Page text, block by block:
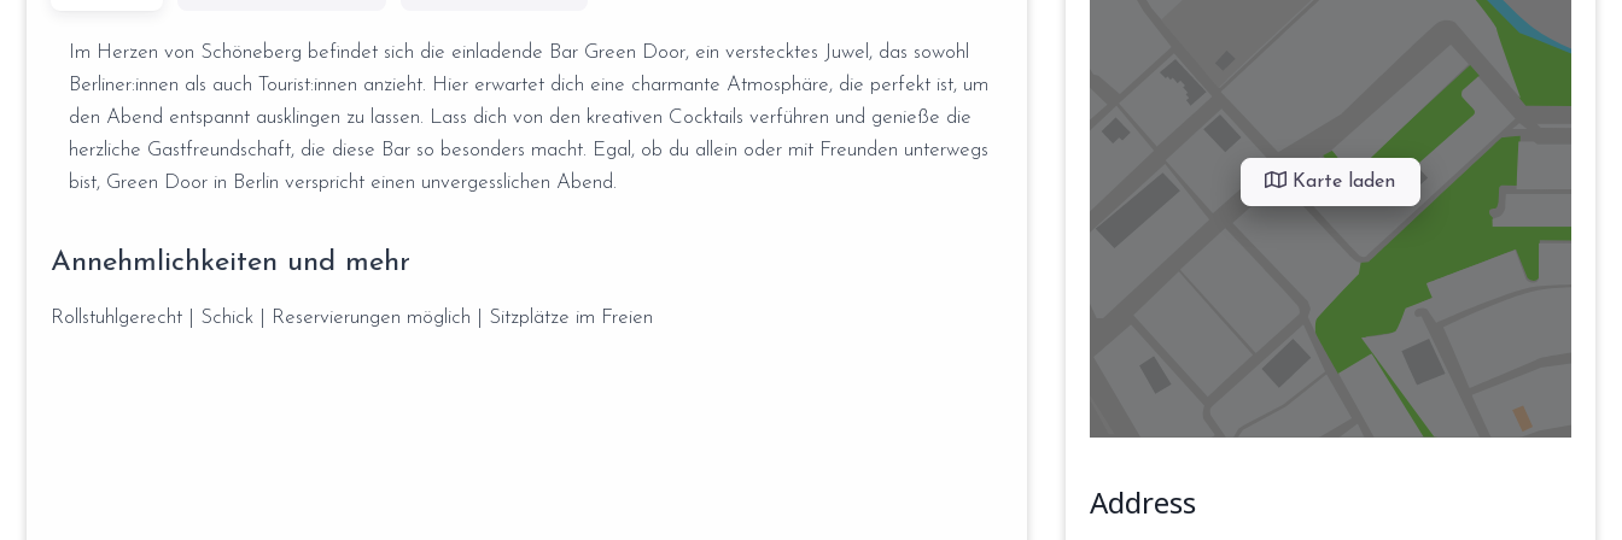
Im Herzen von Schöneberg befindet sich die einladende Bar Green Door, ein verstecktes Juwel, das sowohl
Berliner:innen als auch Tourist:innen anzieht. Hier erwartet dich eine charmante Atmosphäre, die perfekt ist, um
den Abend entspannt ausklingen zu lassen. Lass dich von den kreativen Cocktails verführen und genieße die
herzliche Gastfreundschaft, die diese Bar so besonders macht. Egal, ob du allein oder mit Freunden unterwegs
bist, Green Door in Berlin verspricht einen unvergesslichen Abend.
Annehmlichkeiten und mehr
Rollstuhlgerecht | Schick | Reservierungen möglich | Sitzplätze im Freien
Karte laden
Address